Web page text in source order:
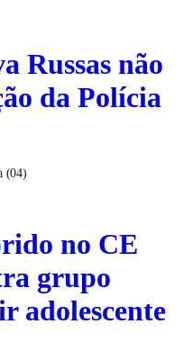
Russas não
da Polícia
(04)
no CE
grupo
adolescente